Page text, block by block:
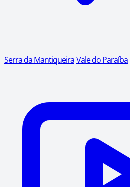
Serra da MantiqueiraVale do Paraíba